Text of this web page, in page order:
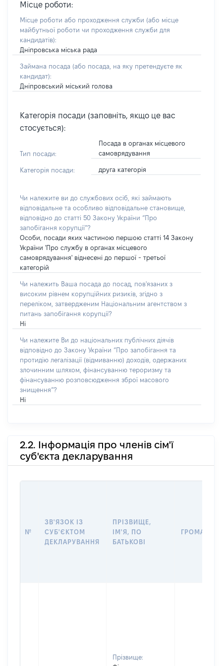
Місце роботи:
Місце роботи або проходження служби (або місце
майбутньої роботи чи проходження служби для
кандидатів):
Дніпровська міська рада
Займана посада (або посада, на яку претендуєте як
кандидат):
Дніпровський міський голова
Категорія посади (заповніть, якщо це вас
стосується):
Тип посади:
Посада в органах місцевого
самоврядування
Категорія посади: друга категорія
Чи належите ви до службових осіб, які займають
відповідальне та особливо відповідальне становище,
відповідно до статті 50 Закону України “Про
запобігання корупції”?
Особи, посади яких частиною першою статті 14 Закону
України 'Про службу в органах місцевого
самоврядування' віднесені до першої - третьої
категорій
Чи належить Ваша посада до посад, пов'язаних з
високим рівнем корупційних ризиків, згідно з
переліком, затвердженим Національним агентством з
питань запобігання корупції?
Ні
Чи належите Ви до національних публічних діячів
відповідно до Закону України “Про запобігання та
протидію легалізації (відмиванню) доходів, одержаних
злочинним шляхом, фінансуванню тероризму та
фінансуванню розповсюдження зброї масового
знищення”?
Ні
2.2. Інформація про членів сім'ї
суб'єкта декларування
№
ЗВ'ЯЗОК ІЗ
СУБ'ЄКТОМ
ДЕКЛАРУВАННЯ
ПРІЗВИЩЕ,
ІМ'Я, ПО
БАТЬКОВІ
Прізвище: